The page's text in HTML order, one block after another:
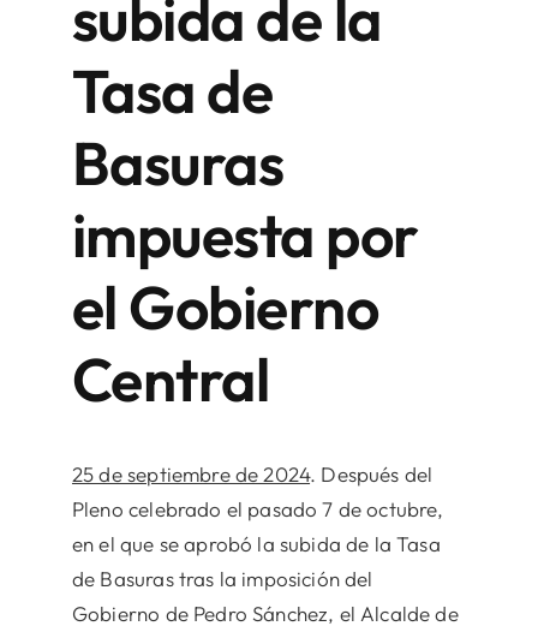
subida de la
Tasa de
Basuras
impuesta por
el Gobierno
Central
25 de septiembre de 2024. Después del
Pleno celebrado el pasado 7 de octubre,
en el que se aprobó la subida de la Tasa
de Basuras tras la imposición del
Gobierno de Pedro Sánchez, el Alcalde de